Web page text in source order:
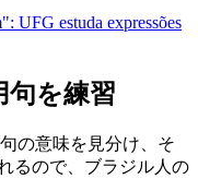
UFG estuda expressões
句を練習
の意味を見分け、そ
るので、ブラジル人の